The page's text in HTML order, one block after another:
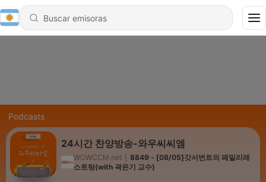
Podcasts
24시간 찬양방송-와우씨씨엠
WOWCCM.net
8849 - [08/05]갓서번트의 패밀리레
스토랑(with 곽은기 교수)